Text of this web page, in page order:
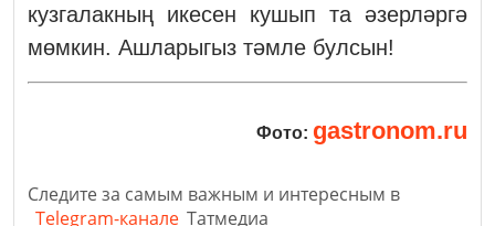
кузгалакның икесен кушып та әзерләргә
мөмкин. Ашларыгыз тәмле булсын!
Фото: gastronom.ru
Следите за самым важным и интересным в
Telegram-канале Татмедиа